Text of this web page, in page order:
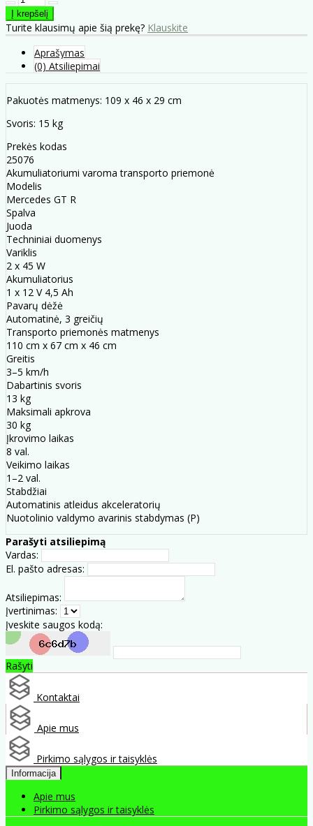
Turite klausimų apie šią prekę? Klauskite
Aprašymas
(0) Atsiliepimai
Pakuotės matmenys: 109 x 46 x 29 cm
Svoris: 15 kg
Prekės kodas
25076
Akumuliatoriumi varoma transporto priemonė
Modelis
Mercedes GT R
Spalva
Juoda
Techniniai duomenys
Variklis
2 x 45 W
Akumuliatorius
1 x 12 V 4,5 Ah
Pavarų dėžė
Automatinė, 3 greičių
Transporto priemonės matmenys
110 cm x 67 cm x 46 cm
Greitis
3–5 km/h
Dabartinis svoris
13 kg
Maksimali apkrova
30 kg
Įkrovimo laikas
8 val.
Veikimo laikas
1–2 val.
Stabdžiai
Automatinis atleidus akceleratorių
Nuotolinio valdymo avarinis stabdymas (P)
Parašyti atsiliepimą
Vardas:
El. pašto adresas:
Atsiliepimas:
Įvertinimas:
Įveskite saugos kodą:
Rašyti
Kontaktai
Apie mus
Pirkimo sąlygos ir taisyklės
Informacija
Apie mus
Pirkimo sąlygos ir taisyklės